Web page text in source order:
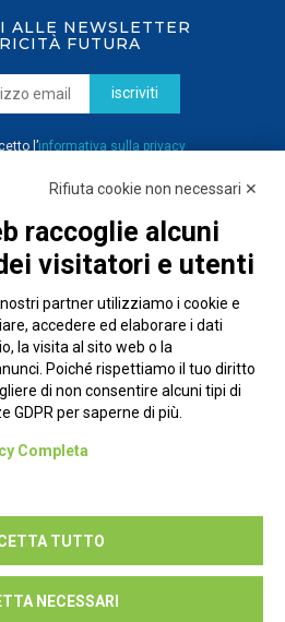
ALLE NEWSLETTER
FUTURA
iscriviti
l’informativa sulla privacy
24 - 00198 Roma
Policy
Seguici su:
Rifiuta cookie non necessari ✕
raccoglie alcuni
visitatori e utenti
partner utilizziamo i cookie e
accedere ed elaborare i dati
la visita al sito web o la
Poiché rispettiamo il tuo diritto
di non consentire alcuni tipi di
GDPR per saperne di più.
Completa
TUTTO
NECESSARI